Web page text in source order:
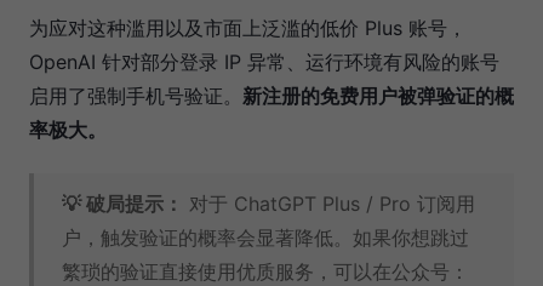
为应对这种滥用以及市面上泛滥的低价 Plus 账号，
OpenAI 针对部分登录 IP 异常、运行环境有风险的账号
启用了强制手机号验证。 新注册的免费用户被弹验证的概
率极大。
💡 破局提示： 对于 ChatGPT Plus / Pro 订阅用
户，触发验证的概率会显著降低。如果你想跳过
繁琐的验证直接使用优质服务，可以在公众号：